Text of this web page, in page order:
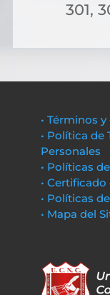
301,
• Términos
• Política de
Personales
• Políticas
•
• Políticas
• Mapa del